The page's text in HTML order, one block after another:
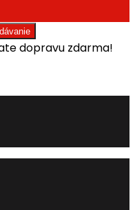
dopravu zdarma!